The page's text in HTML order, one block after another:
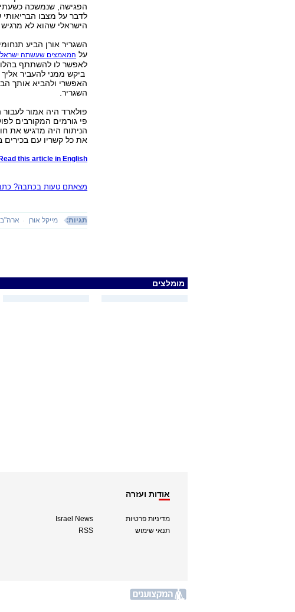
הפגישה, שנמשכה
לדבר על מצבו
הישראלי שהוא לא מרגיש
השגריר אורן הביע
על המאמצים שעשתה ישראל
לאפשר לו להשתתף
ביקש ממני להעביר
האפשרי ולהביא אותך
השגריר.
פולארד היה אמור
פי גורמים המקורבים
הניתוח היה מדגיש את
את כל קשריו עם בכירים
Read this article in English
מצאתם טעות בכתבה?
תגיות: מייקל אורן ארה"ב
מומלצים
אודות ועזרה
מדיניות פרטיות
תנאי שימוש
Israel News
RSS